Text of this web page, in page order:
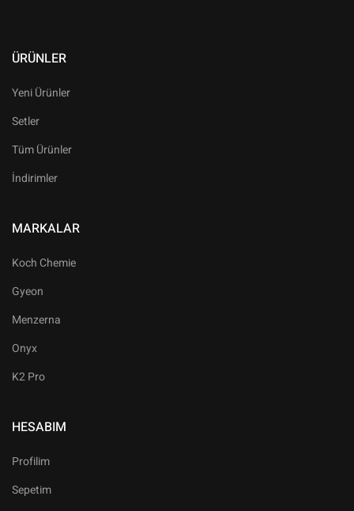
ÜRÜNLER
Yeni Ürünler
Setler
Tüm Ürünler
İndirimler
MARKALAR
Koch Chemie
Gyeon
Menzerna
Onyx
K2 Pro
HESABIM
Profilim
Sepetim